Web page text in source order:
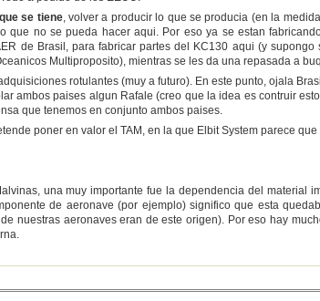
se tiene, volver a producir lo que se producia (en la
que no se pueda hacer aqui. Por eso ya se estan
de Brasil, para fabricar partes del KC130 aqui (y
Multiproposito), mientras se les da una repasada a
rotulantes (muy a futuro). En este punto, ojala
ambos paises algun Rafale (creo que la idea es contruir
que tenemos en conjunto ambos paises.
poner en valor el TAM, en la que Elbit System parece
una muy importante fue la dependencia del material
de aeronave (por ejemplo) significo que esta
nuestras aeronaves eran de este origen). Por eso hay